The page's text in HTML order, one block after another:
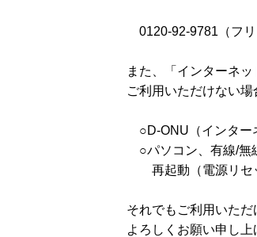
0120-92-9781（フリ
また、「インターネ
ご利用いただけない場
○D-ONU（インター
○パソコン、有線/無
再起動（電源リセ
それでもご利用いただ
よろしくお願い申し上